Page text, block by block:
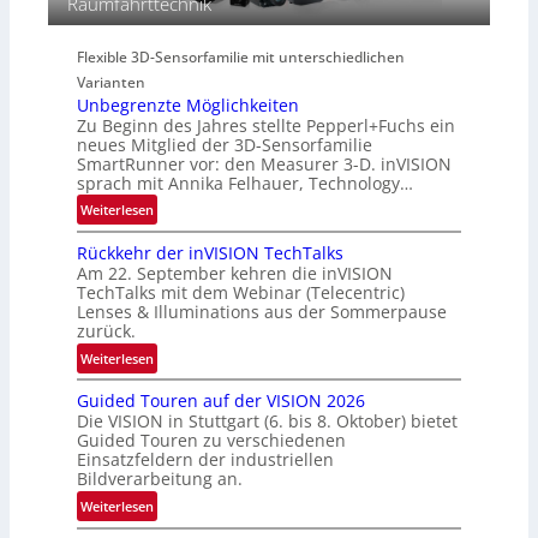
e
r
-
B
-
R
u
n
d
e
e
i
o
n
t
l
N
e
w
s
‘
Flexible 3D-Sensorfamilie mit unterschiedlichen
Varianten
Unbegrenzte Möglichkeiten
Zu Beginn des Jahres stellte Pepperl+Fuchs ein
neues Mitglied der 3D-Sensorfamilie
SmartRunner vor: den Measurer 3-D. inVISION
sprach mit Annika Felhauer, Technology…
Weiterlesen:
U
n
b
e
g
r
e
z
t
e
M
ö
g
Rückkehr der inVISION TechTalks
Am 22. September kehren die inVISION
TechTalks mit dem Webinar (Telecentric)
Lenses & Illuminations aus der Sommerpause
zurück.
Weiterlesen:
R
ü
c
k
k
e
h
Guided Touren auf der VISION 2026
Die VISION in Stuttgart (6. bis 8. Oktober) bietet
Guided Touren zu verschiedenen
Einsatzfeldern der industriellen
Bildverarbeitung an.
Weiterlesen:
G